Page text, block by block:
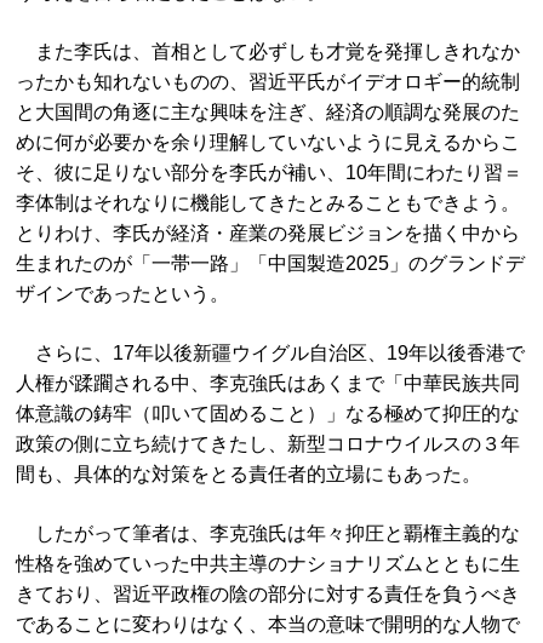
また李氏は、首相として必ずしも才覚を発揮しきれなか
ったかも知れないものの、習近平氏がイデオロギー的統制
と大国間の角逐に主な興味を注ぎ、経済の順調な発展のた
めに何が必要かを余り理解していないように見えるからこ
そ、彼に足りない部分を李氏が補い、10年間にわたり習＝
李体制はそれなりに機能してきたとみることもできよう。
とりわけ、李氏が経済・産業の発展ビジョンを描く中から
生まれたのが「一帯一路」「中国製造2025」のグランドデ
ザインであったという。
さらに、17年以後新疆ウイグル自治区、19年以後香港で
人権が蹂躙される中、李克強氏はあくまで「中華民族共同
体意識の鋳牢（叩いて固めること）」なる極めて抑圧的な
政策の側に立ち続けてきたし、新型コロナウイルスの３年
間も、具体的な対策をとる責任者的立場にもあった。
したがって筆者は、李克強氏は年々抑圧と覇権主義的な
性格を強めていった中共主導のナショナリズムとともに生
きており、習近平政権の陰の部分に対する責任を負うべき
であることに変わりはなく、本当の意味で開明的な人物で